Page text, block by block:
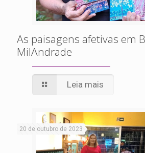
As paisagens afetivas em
MilAndrade
Leia mais
20 de outubro de 2023